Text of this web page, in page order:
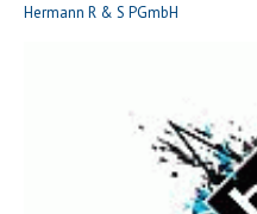
Hermann R & S PGmbH